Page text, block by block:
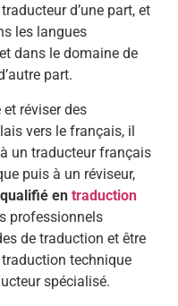
d’une part, et
les langues
dans le domaine de
part.
réviser des
vers le français, il
un traducteur français
puis à un réviseur,
qualifié en traduction
professionnels
de traduction et être
technique
spécialisé.